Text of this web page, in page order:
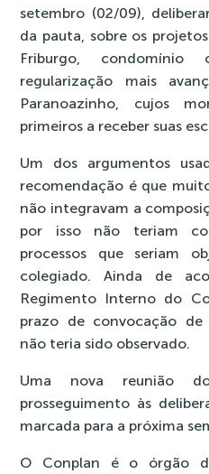
setembro (02/09),
da pauta, sobre os
Friburgo,
regularização mais
Paranoazinho, cujos
primeiros a receber suas
Um dos argumentos
recomendação é que
não integravam a
por isso não teriam
processos que seriam
colegiado. Ainda de
Regimento Interno do
prazo de convocação de
não teria sido observado.
Uma nova reunião
prosseguimento às
marcada para a próxima
O Conplan é o órgão